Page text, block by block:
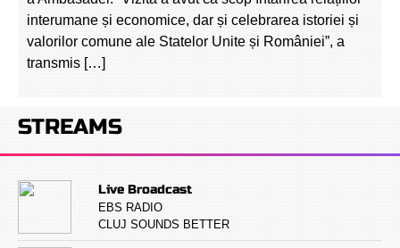
interumane și economice, dar și celebrarea istoriei și
valorilor comune ale Statelor Unite și României”, a
transmis […]
STREAMS
Live Broadcast
EBS RADIO
CLUJ SOUNDS BETTER